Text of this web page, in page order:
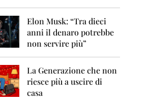
Elon Musk: “Tra dieci
anni il denaro potrebbe
non servire più”
La Generazione che non
riesce più a uscire di
casa